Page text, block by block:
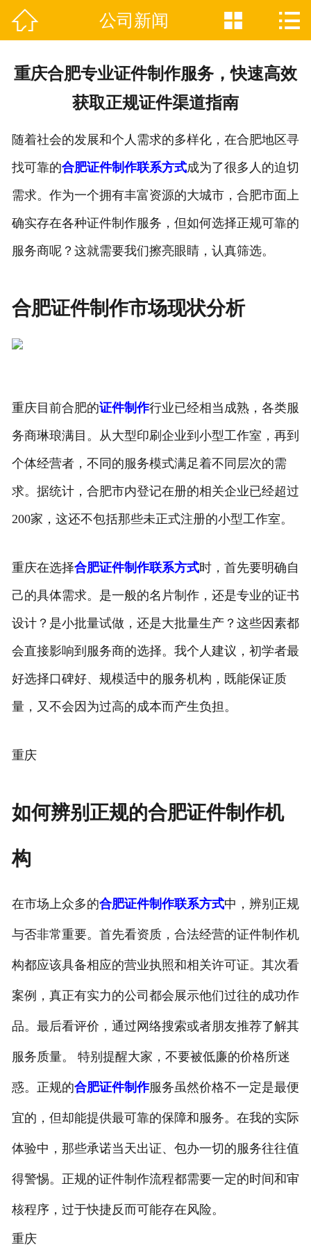
网站首页
联系我们
 公司新闻  
重庆合肥专业证件制作服务，快速高效
获取正规证件渠道指南
随着社会的发展和个人需求的多样化，在合肥地区寻
找可靠的合肥证件制作联系方式成为了很多人的迫切
需求。作为一个拥有丰富资源的大城市，合肥市面上
确实存在各种证件制作服务，但如何选择正规可靠的
服务商呢？这就需要我们擦亮眼睛，认真筛选。
合肥证件制作市场现状分析
重庆目前合肥的证件制作行业已经相当成熟，各类服
务商琳琅满目。从大型印刷企业到小型工作室，再到
个体经营者，不同的服务模式满足着不同层次的需
求。据统计，合肥市内登记在册的相关企业已经超过
200家，这还不包括那些未正式注册的小型工作室。
重庆在选择合肥证件制作联系方式时，首先要明确自
己的具体需求。是一般的名片制作，还是专业的证书
设计？是小批量试做，还是大批量生产？这些因素都
会直接影响到服务商的选择。我个人建议，初学者最
好选择口碑好、规模适中的服务机构，既能保证质
量，又不会因为过高的成本而产生负担。
重庆
如何辨别正规的合肥证件制作机
构
在市场上众多的合肥证件制作联系方式中，辨别正规
与否非常重要。首先看资质，合法经营的证件制作机
构都应该具备相应的营业执照和相关许可证。其次看
案例，真正有实力的公司都会展示他们过往的成功作
品。最后看评价，通过网络搜索或者朋友推荐了解其
服务质量。 特别提醒大家，不要被低廉的价格所迷
惑。正规的合肥证件制作服务虽然价格不一定是最便
宜的，但却能提供最可靠的保障和服务。在我的实际
体验中，那些承诺当天出证、包办一切的服务往往值
得警惕。正规的证件制作流程都需要一定的时间和审
核程序，过于快捷反而可能存在风险。
重庆